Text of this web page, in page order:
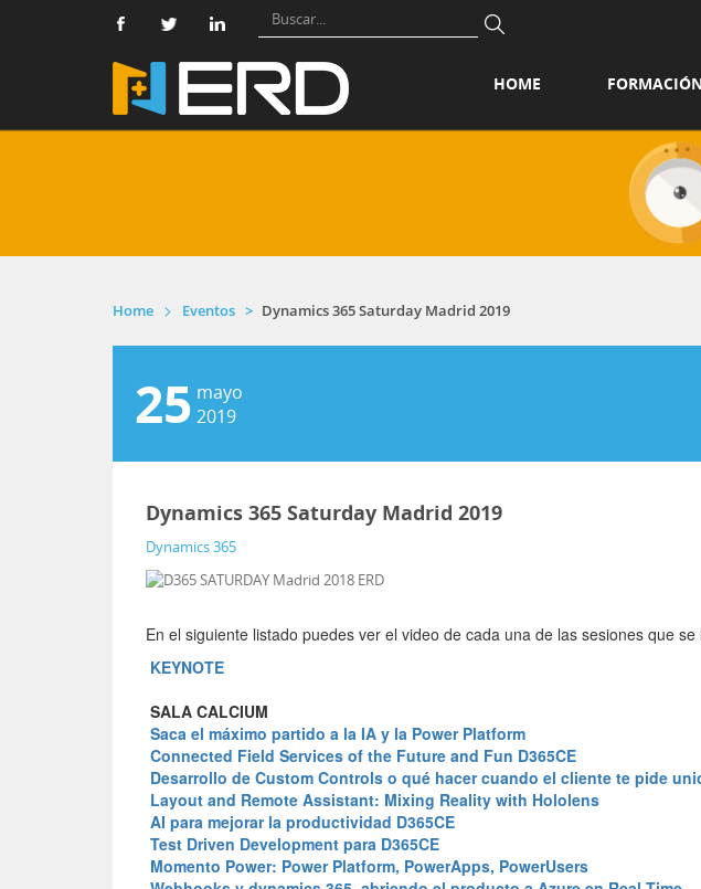
HOME
Home Eventos Dynamics 365 Saturday Madrid 2019
25 mayo
2019
Dynamics 365 Saturday Madrid 2019
Dynamics 365
En el siguiente listado puedes ver el video de cada una de las sesiones que
KEYNOTE
SALA CALCIUM
Saca el máximo partido a la IA y la Power Platform
Connected Field Services of the Future and Fun D365CE
Desarrollo de Custom Controls o qué hacer cuando el cliente te pide
Layout and Remote Assistant: Mixing Reality with Hololens
AI para mejorar la productividad D365CE
Test Driven Development para D365CE
Momento Power: Power Platform, PowerApps, PowerUsers